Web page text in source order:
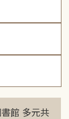
書館 多元共